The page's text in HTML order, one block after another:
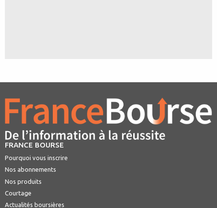
FRANCE BOURSE
Pourquoi vous inscrire
Nos abonnements
Nos produits
Courtage
Actualités boursières